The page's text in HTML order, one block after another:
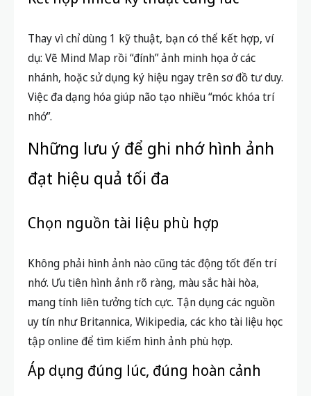
Thay vì chỉ dùng 1 kỹ thuật, bạn có thể kết hợp, ví
dụ: Vẽ Mind Map rồi “đính” ảnh minh họa ở các
nhánh, hoặc sử dụng ký hiệu ngay trên sơ đồ tư duy.
Việc đa dạng hóa giúp não tạo nhiều “móc khóa trí
nhớ”.
Những lưu ý để ghi nhớ hình ảnh
đạt hiệu quả tối đa
Chọn nguồn tài liệu phù hợp
Không phải hình ảnh nào cũng tác động tốt đến trí
nhớ. Ưu tiên hình ảnh rõ ràng, màu sắc hài hòa,
mang tính liên tưởng tích cực. Tận dụng các nguồn
uy tín như Britannica, Wikipedia, các kho tài liệu học
tập online để tìm kiếm hình ảnh phù hợp.
Áp dụng đúng lúc, đúng hoàn cảnh